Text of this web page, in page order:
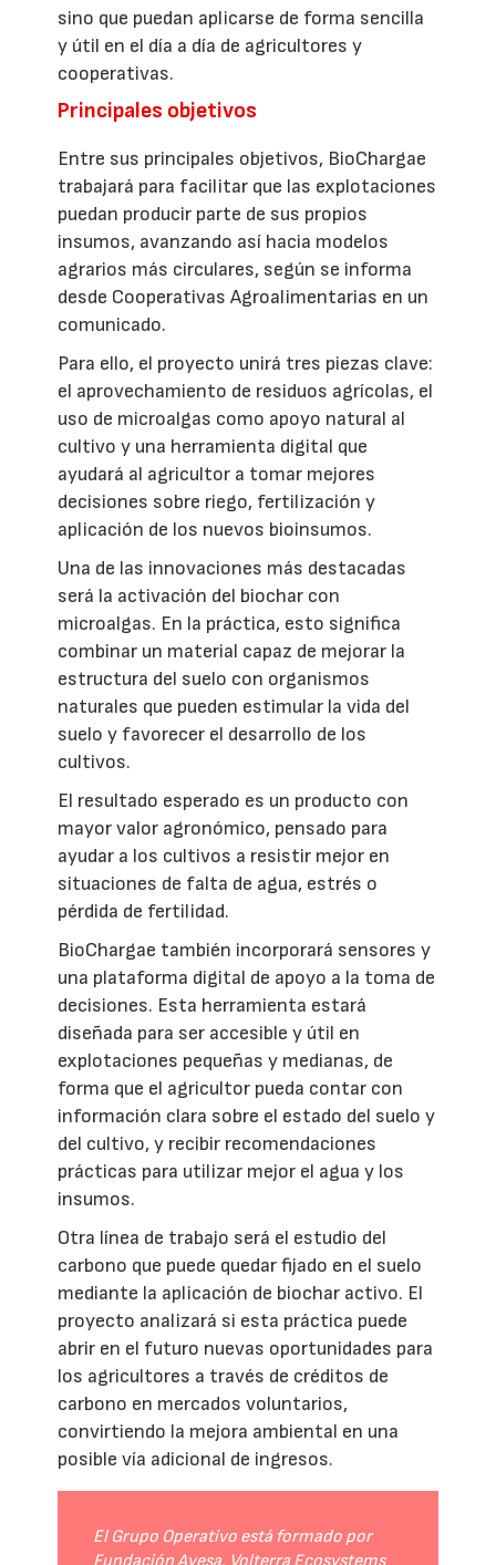
sino que puedan aplicarse de forma sencilla
y útil en el día a día de agricultores y
cooperativas.
Principales objetivos
Entre sus principales objetivos, BioChargae
trabajará para facilitar que las explotaciones
puedan producir parte de sus propios
insumos, avanzando así hacia modelos
agrarios más circulares, según se informa
desde Cooperativas Agroalimentarias en un
comunicado.
Para ello, el proyecto unirá tres piezas clave:
el aprovechamiento de residuos agrícolas, el
uso de microalgas como apoyo natural al
cultivo y una herramienta digital que
ayudará al agricultor a tomar mejores
decisiones sobre riego, fertilización y
aplicación de los nuevos bioinsumos.
Una de las innovaciones más destacadas
será la activación del biochar con
microalgas. En la práctica, esto significa
combinar un material capaz de mejorar la
estructura del suelo con organismos
naturales que pueden estimular la vida del
suelo y favorecer el desarrollo de los
cultivos.
El resultado esperado es un producto con
mayor valor agronómico, pensado para
ayudar a los cultivos a resistir mejor en
situaciones de falta de agua, estrés o
pérdida de fertilidad.
BioChargae también incorporará sensores y
una plataforma digital de apoyo a la toma de
decisiones. Esta herramienta estará
diseñada para ser accesible y útil en
explotaciones pequeñas y medianas, de
forma que el agricultor pueda contar con
información clara sobre el estado del suelo y
del cultivo, y recibir recomendaciones
prácticas para utilizar mejor el agua y los
insumos.
Otra línea de trabajo será el estudio del
carbono que puede quedar fijado en el suelo
mediante la aplicación de biochar activo. El
proyecto analizará si esta práctica puede
abrir en el futuro nuevas oportunidades para
los agricultores a través de créditos de
carbono en mercados voluntarios,
convirtiendo la mejora ambiental en una
posible vía adicional de ingresos.
El Grupo Operativo está formado por